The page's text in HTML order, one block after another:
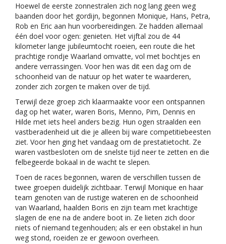
Hoewel de eerste zonnestralen zich nog lang geen weg
baanden door het gordijn, begonnen Monique, Hans, Petra,
Rob en Eric aan hun voorbereidingen. Ze hadden allemaal
één doel voor ogen: genieten. Het vijftal zou de 44
kilometer lange jubileumtocht roeien, een route die het
prachtige rondje Waarland omvatte, vol met bochtjes en
andere verrassingen. Voor hen was dit een dag om de
schoonheid van de natuur op het water te waarderen,
zonder zich zorgen te maken over de tijd.
Terwijl deze groep zich klaarmaakte voor een ontspannen
dag op het water, waren Boris, Menno, Pim, Dennis en
Hilde met iets heel anders bezig. Hun ogen straalden een
vastberadenheid uit die je alleen bij ware competitiebeesten
ziet. Voor hen ging het vandaag om de prestatietocht. Ze
waren vastbesloten om de snelste tijd neer te zetten en die
felbegeerde bokaal in de wacht te slepen.
Toen de races begonnen, waren de verschillen tussen de
twee groepen duidelijk zichtbaar. Terwijl Monique en haar
team genoten van de rustige wateren en de schoonheid
van Waarland, haalden Boris en zijn team met krachtige
slagen de ene na de andere boot in. Ze lieten zich door
niets of niemand tegenhouden; als er een obstakel in hun
weg stond, roeiden ze er gewoon overheen.